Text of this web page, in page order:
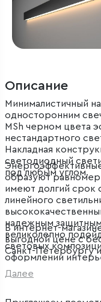
Описание
Минималистичный
односторонним
MSh черном цвета
нестандартного
Накладная
светодиодный
под любым углом.
образуют
имеют долгий срок
линейного
надежным
великолепно
световых
оформлении
помещений.
В интернет-
выгодной цене с
Санкт-Петербургу
Далее